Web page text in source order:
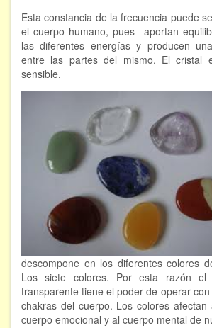
Esta constancia de la frecuencia puede
el cuerpo humano, pues aportan
las diferentes energías y producen
entre las partes del mismo. El cristal
sensible.
descompone en los diferentes colores
Los siete colores. Por esta razón el
transparente tiene el poder de operar
chakras del cuerpo. Los colores
cuerpo emocional y al cuerpo mental de